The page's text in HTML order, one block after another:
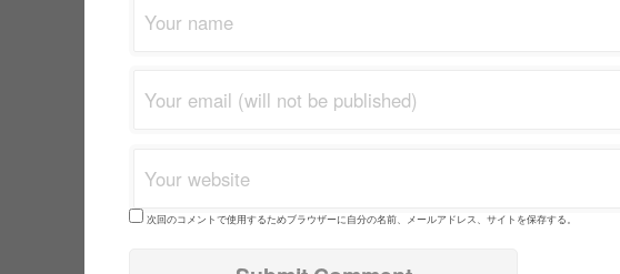
次回のコメントで使用するためブラウザーに自分の名前、メールアドレス、サイトを保存する。